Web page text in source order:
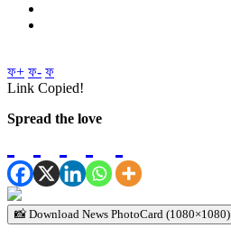
ফ+ ফ- ফ
Link Copied!
Spread the love
📸 Download News PhotoCard (1080×1080)